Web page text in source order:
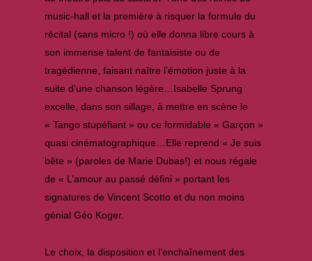
music-hall et la première à risquer la formule du
récital (sans micro !) où elle donna libre cours à
son immense talent de fantaisiste ou de
tragédienne, faisant naître l’émotion juste à la
suite d’une chanson légère…Isabelle Sprung
excelle, dans son sillage, à mettre en scène le
« Tango stupéfiant » ou ce formidable « Garçon »
quasi cinématographique…Elle reprend « Je suis
bête » (paroles de Marie Dubas!) et nous régale
de « L’amour au passé défini » portant les
signatures de Vincent Scotto et du non moins
génial Géo Koger.
Le choix, la disposition et l’enchaînement des